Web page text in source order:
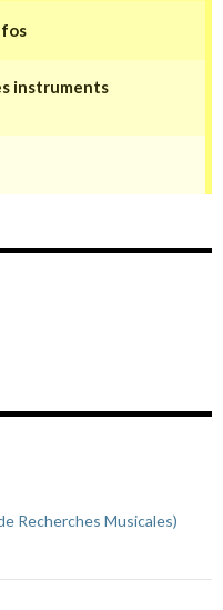
Recherches Musicales)